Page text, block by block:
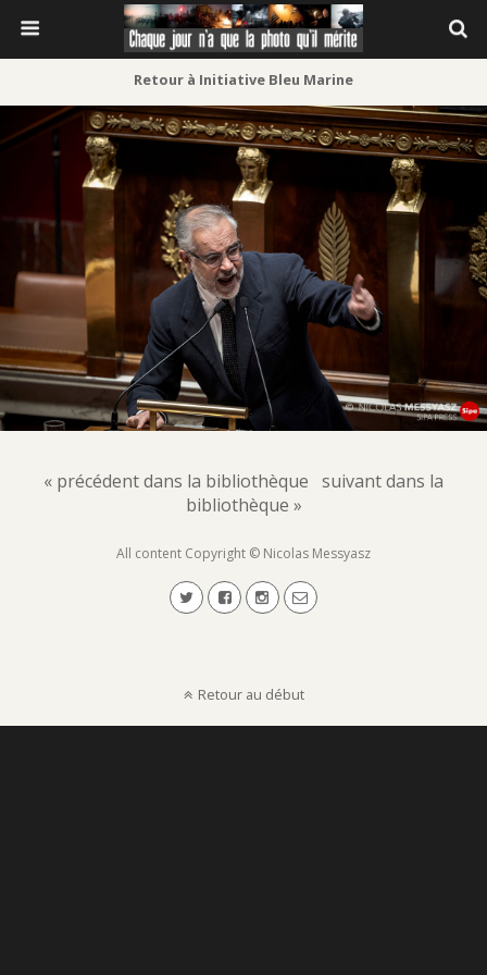
Retour à Initiative Bleu Marine
« précédent dans la bibliothèque suivant dans la
bibliothèque »
All content Copyright © Nicolas Messyasz
Retour au début